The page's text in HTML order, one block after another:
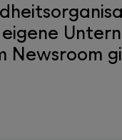
Newsroom